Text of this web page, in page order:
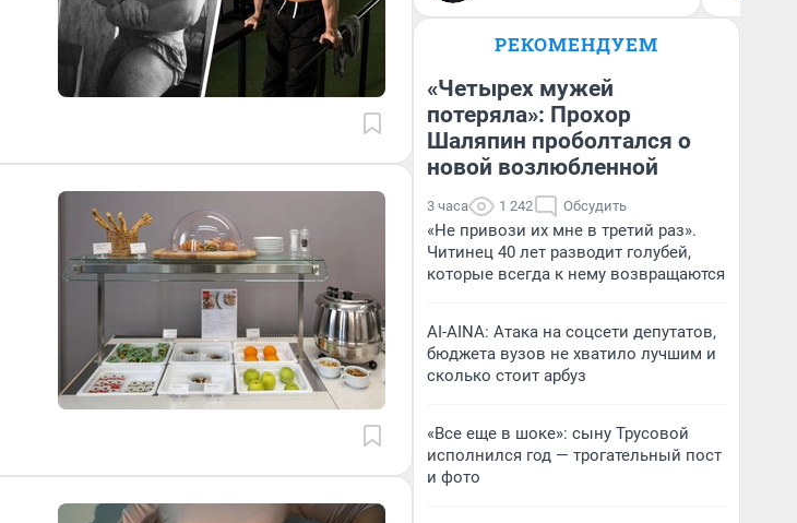
РЕКОМЕНДУЕМ
«Четырех мужей
потеряла»: Прохор
Шаляпин проболтался о
новой возлюбленной
3 часа 1 242 Обсудить
«Не привози их мне в третий раз».
Читинец 40 лет разводит голубей,
которые всегда к нему возвращаются
AI-AINA: Атака на соцсети депутатов,
бюджета вузов не хватило лучшим и
сколько стоит арбуз
«Все еще в шоке»: сыну Трусовой
исполнился год — трогательный пост
и фото